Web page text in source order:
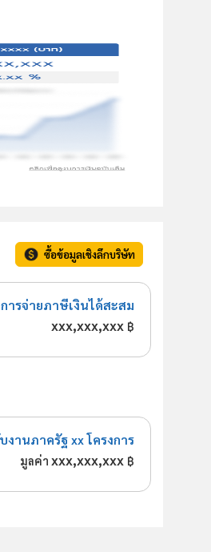
ซื้อข้อมูลเชิงลึกบริษัท
การจ่ายภาษีเงินได้สะสม
xxx,xxx,xxx ฿
งานภาครัฐ xx โครงการ
มูลค่าxxx,xxx,xxx ฿